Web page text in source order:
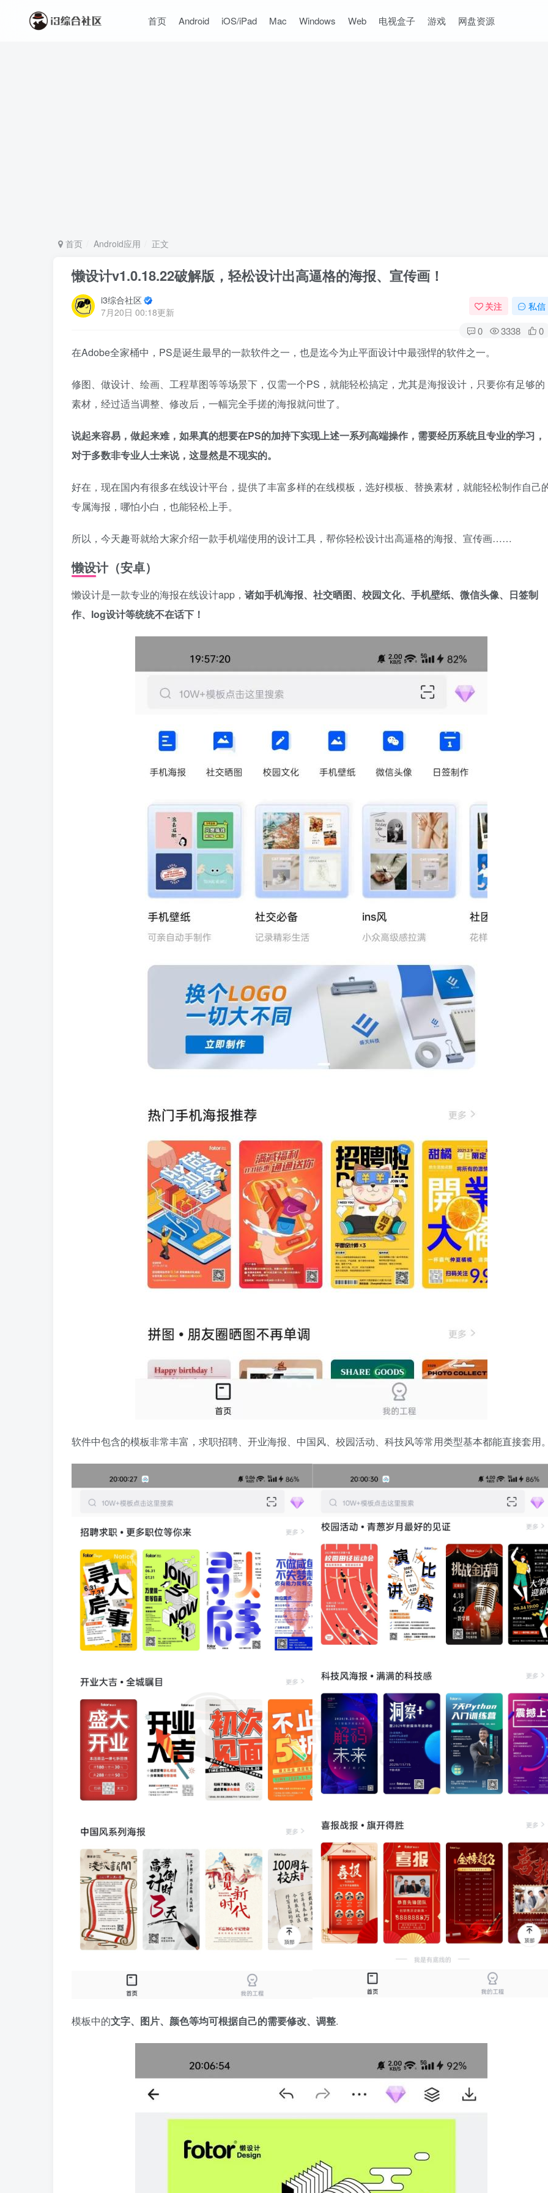
首页 Android iOS/iPad Mac Windows Web 电视盒子 游戏 网盘资源
首页 Android应用 正文
懒设计v1.0.18.22破解版，轻松设计出高逼格的海报、宣传画！
i3综合社区
7月20日 00:18更新
关注 私信
0 3338 0
在Adobe全家桶中，PS是诞生最早的一款软件之一，也是迄今为止平面设计中最强悍的软件之一。
修图、做设计、绘画、工程草图等等场景下，仅需一个PS，就能轻松搞定，尤其是海报设计，只要你有足够的
素材，经过适当调整、修改后，一幅完全手搓的海报就问世了。
说起来容易，做起来难，如果真的想要在PS的加持下实现上述一系列高端操作，需要经历系统且专业的学习，
对于多数非专业人士来说，这显然是不现实的。
好在，现在国内有很多在线设计平台，提供了丰富多样的在线模板，选好模板、替换素材，就能轻松制作自己
专属海报，哪怕小白，也能轻松上手。
所以，今天趣哥就给大家介绍一款手机端使用的设计工具，帮你轻松设计出高逼格的海报、宣传画……
懒设计（安卓）
懒设计是一款专业的海报在线设计app， 诸如手机海报、社交晒图、校园文化、手机壁纸、微信头像、日签制
作、log设计等统统不在话下！
软件中包含的模板非常丰富，求职招聘、开业海报、中国风、校园活动、科技风等常用类型基本都能直接套用
模板中的文字、图片、颜色等均可根据自己的需要修改、调整.